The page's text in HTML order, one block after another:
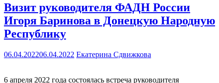
Визит руководителя ФАДН России
Игоря Баринова в Донецкую Народную
Республику
06.04.202206.04.2022 Екатерина Сдвижкова
6 апреля 2022 года состоялась встреча руководителя